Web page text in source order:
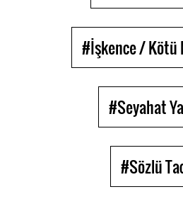
#İşkence / Kötü
#Seyahat
#Sözlü